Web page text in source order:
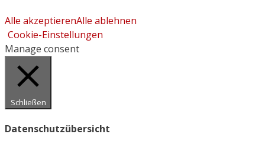
Alle akzeptierenAlle ablehnen
Cookie-Einstellungen
Manage consent
Schließen
Datenschutzübersicht